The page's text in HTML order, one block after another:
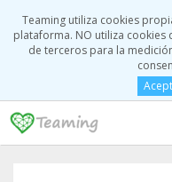
Teaming utiliza cookies
plataforma. NO utiliza cookies
de terceros para la